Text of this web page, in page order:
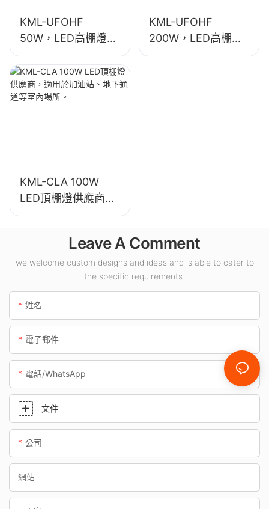
KML-UFOHF
50W，LED高棚燈供
應商，適用於工業廠
房、倉庫和其他室內
照明應用。
KML-UFOHF
200W，LED高棚燈
供應商，適用於展覽
KML-CLA 100W
LED頂棚燈供應商，
適用於加油站、地下
Leave A Comment
we welcome custom designs and ideas and is able to cater to
the specific requirements.
姓名
電子郵件
電話/WhatsApp
文件
公司
網站